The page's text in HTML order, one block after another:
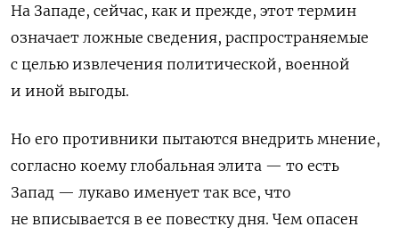
На Западе, сейчас, как и прежде, этот термин
означает ложные сведения, распространяемые
с целью извлечения политической, военной
и иной выгоды.
Но его противники пытаются внедрить мнение,
согласно коему глобальная элита — то есть
Запад — лукаво именует так все, что
не вписывается в ее повестку дня. Чем опасен